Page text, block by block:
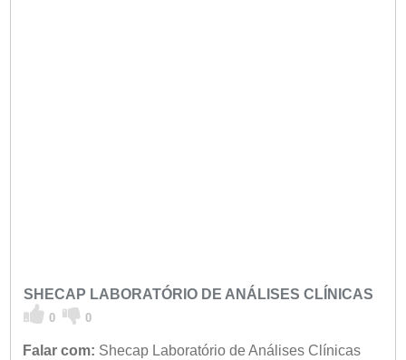
SHECAP LABORATÓRIO DE ANÁLISES CLÍNICAS
0 0
Falar com: Shecap Laboratório de Análises Clínicas